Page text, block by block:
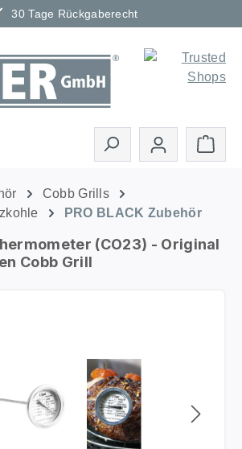
30 Tage Rückgaberecht
Cobb Grills
PRO BLACK Zubehör
(CO23) - Original
Cobb Grill